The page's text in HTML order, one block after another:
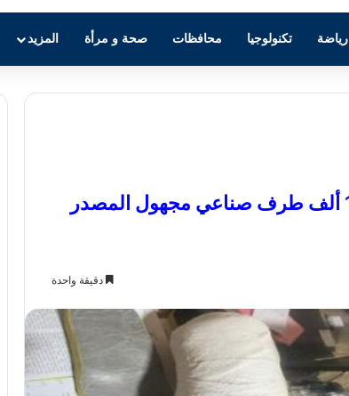
رياضة تكنولوجيا محافظات صحة و مرأة المزيد
مصنع بير السلم في قبضة الأمن.. ضبط 180 ألف طرف صناعي مجهول المصدر
دقيقة واحدة